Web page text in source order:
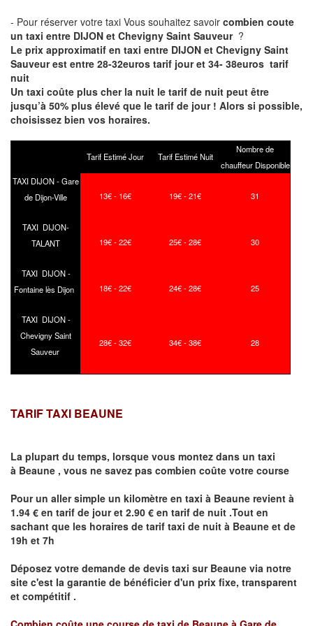
- Pour réserver votre taxi Vous souhaitez savoir combien coute
un taxi entre DIJON et Chevigny Saint Sauveur ?
Le prix approximatif en taxi entre DIJON et Chevigny Saint
Sauveur est entre 28-32euros tarif jour et 34- 38euros tarif
nuit
Un taxi coûte plus cher la nuit le tarif de nuit peut être
jusqu’à 50% plus élevé que le tarif de jour ! Alors si possible,
choisissez bien vos horaires.
Tarif Estimé Jour Tarif Estimé Nuit
Nombre de
chauffeur Disponible
TAXI DIJON - Gare
de Dijon-Ville
13€ - 16€ 19€ - 21€ 31
TAXI DIJON-
TALANT
19€ - 22€ 25€ - 28€ 30
TAXI DIJON -
Fontaine lès Dijon
18€ - 22€ 24€ - 28€ 25
TAXI DIJON -
Chevigny Saint
Sauveur
28€ - 32€ 34€ - 38€ 28
TARIF TAXI BEAUNE
La plupart du temps, lorsque vous montez dans un taxi
à Beaune , vous ne savez pas combien coûte votre course
Pour un aller simple un kilomètre en taxi à Beaune revient à
1.94 € en tarif de jour et 2.90 € en tarif de nuit .Tout en
sachant que les horaires de tarif taxi de nuit à Beaune et de
19h et 7h
Déposez votre demande de devis taxi sur Beaune via notre
site c'est la garantie de bénéficier d'un prix fixe, transparent
et compétitif .